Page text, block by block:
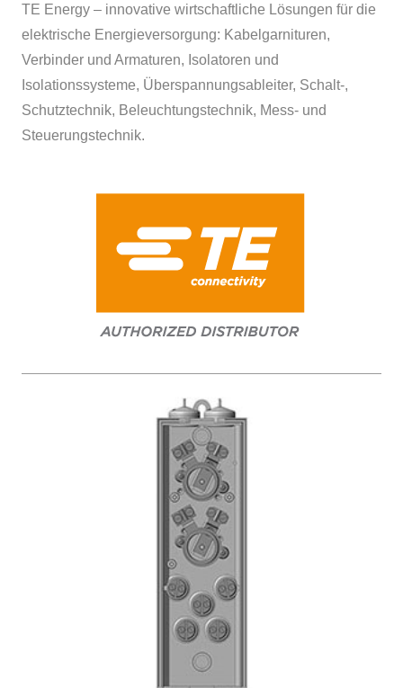
TE Energy – innovative wirtschaftliche Lösungen für die
elektrische Energieversorgung: Kabelgarnituren,
Verbinder und Armaturen, Isolatoren und
Isolationssysteme, Überspannungsableiter, Schalt-,
Schutztechnik, Beleuchtungstechnik, Mess- und
Steuerungstechnik.